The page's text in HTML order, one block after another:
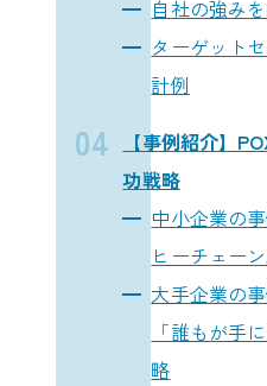
自社の強み
ターゲット
計例
【事例紹介】
功戦略
中小企業の
ヒーチェー
大手企業の
「誰もが手
略